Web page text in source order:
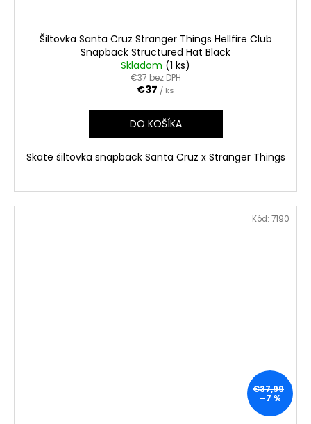
Šiltovka Santa Cruz Stranger Things Hellfire Club
Snapback Structured Hat Black
Skladom (1 ks)
€37 bez DPH
€37 / ks
DO KOŠÍKA
Skate šiltovka snapback Santa Cruz x Stranger Things
€37,99
–7 %
Kód: 7190